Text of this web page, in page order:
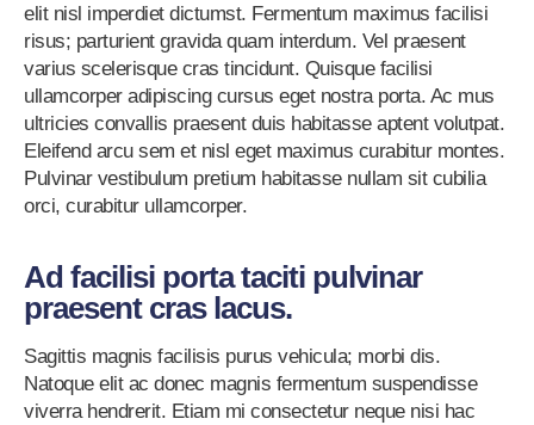
elit nisl imperdiet dictumst. Fermentum maximus facilisi
risus; parturient gravida quam interdum. Vel praesent
varius scelerisque cras tincidunt. Quisque facilisi
ullamcorper adipiscing cursus eget nostra porta. Ac mus
ultricies convallis praesent duis habitasse aptent volutpat.
Eleifend arcu sem et nisl eget maximus curabitur montes.
Pulvinar vestibulum pretium habitasse nullam sit cubilia
orci, curabitur ullamcorper.
Ad facilisi porta taciti pulvinar
praesent cras lacus.
Sagittis magnis facilisis purus vehicula; morbi dis.
Natoque elit ac donec magnis fermentum suspendisse
viverra hendrerit. Etiam mi consectetur neque nisi hac